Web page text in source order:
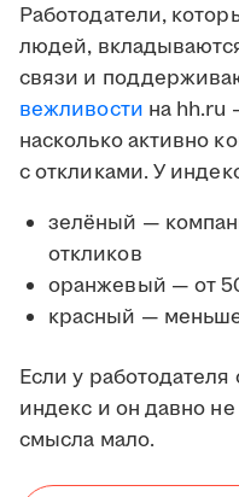
Работодатели,
людей,
связи и
вежливости на hh.ru
насколько активно
с откликами. У
зелёный —
откликов
оранжевый — от
красный —
Если у
индекс и он давно
смысла мало.